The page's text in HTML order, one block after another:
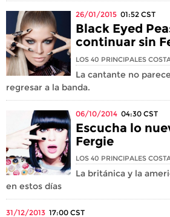
26/01/2015 01:52 CST
Black Eyed
continuar sin
LOS 40 PRINCIPALES
La cantante no
regresar a la banda.
06/10/2014 04:30 CST
Escucha lo
Fergie
LOS 40 PRINCIPALES
La británica y la
en estos días
31/12/2013 17:00 CST